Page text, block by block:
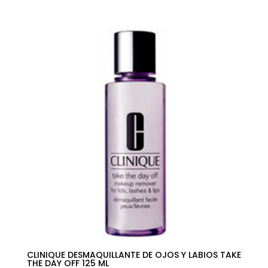
CLINIQUE DESMAQUILLANTE DE OJOS Y LABIOS TAKE
THE DAY OFF 125 ML